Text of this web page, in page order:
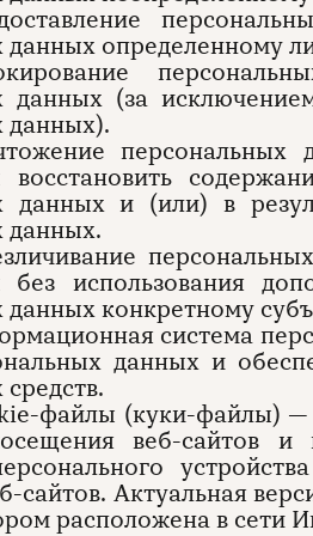
данных определенному
данных (за
данных).
персональных
данных и (или) в
данных.
использования
конкретному
система
данных и
файлы (куки-файлы)
веб-сайтов
сайтов. Актуальная
расположена в сети